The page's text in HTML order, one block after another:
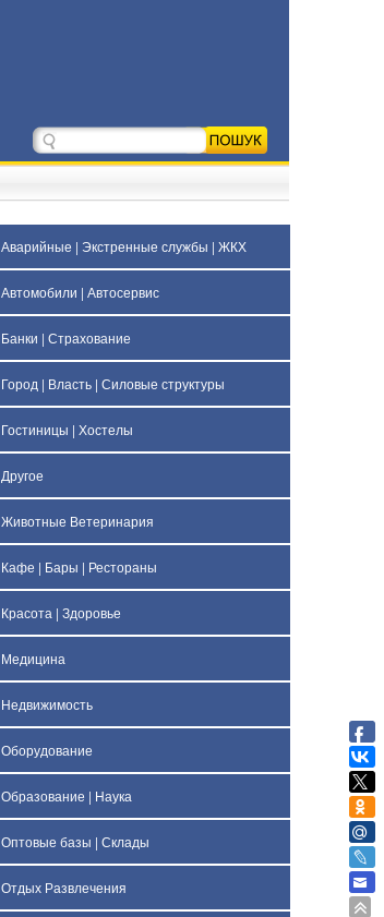
Аварийные | Экстренные службы | ЖКХ
Автомобили | Автосервис
Банки | Страхование
Город | Власть | Силовые структуры
Гостиницы | Хостелы
Другое
Животные Ветеринария
Кафе | Бары | Рестораны
Красота | Здоровье
Медицина
Недвижимость
Оборудование
Образование | Наука
Оптовые базы | Склады
Отдых Развлечения